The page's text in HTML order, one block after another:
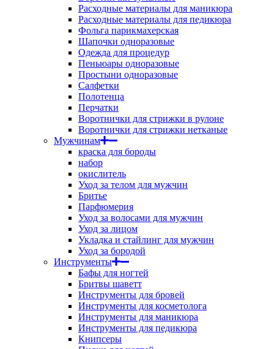
Расходные материалы для маникюра
Расходные материалы для педикюра
Фольга парикмахерская
Шапочки одноразовые
Одежда для процедур
Пеньюары одноразовые
Простыни одноразовые
Салфетки
Полотенца
Перчатки
Воротнички для стрижки в рулоне
Воротнички для стрижки нетканые
Мужчинам
краска для бороды
набор
окислитель
Уход за телом для мужчин
Бритье
Парфюмерия
Уход за волосами для мужчин
Уход за лицом
Укладка и стайлинг для мужчин
Уход за бородой
Инструменты
Бафы для ногтей
Бритвы шаветт
Инструменты для бровей
Инструменты для косметолога
Инструменты для маникюра
Инструменты для педикюра
Книпсеры